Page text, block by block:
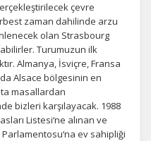
göstermek için
görmeye devam
olabilirler.
çevre
zaman dahilinde arzu
olan Strasbourg
Turumuzun ilk
Almanya, İsviçre, Fransa
Alsace bölgesinin en
masallardan
bizleri karşılayacak. 1988
Listesi‘ne alınan ve
ev sahipliği